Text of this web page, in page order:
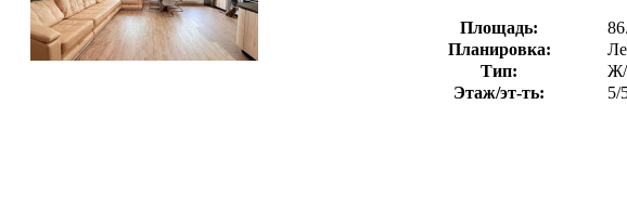
Площадь:
Планировка:
Тип:
Ж/
Этаж/эт-ть:
5/